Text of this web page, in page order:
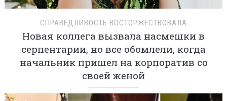
СПРАВЕДЛИВОСТЬ ВОСТОРЖЕСТВОВАЛА
Новая коллега вызвала насмешки в
серпентарии, но все обомлели, когда
начальник пришел на корпоратив со
своей женой